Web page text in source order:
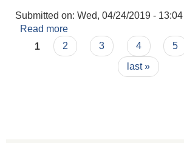
Submitted on: Wed, 04/24/2019 - 13:04
Read more
Pages
1 2 3 4 5
last »